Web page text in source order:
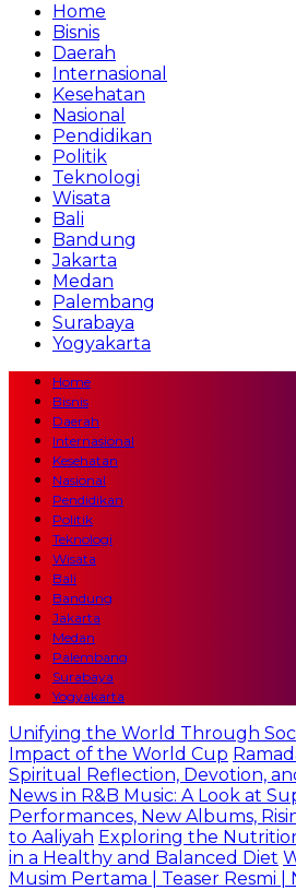
Home
Bisnis
Daerah
Internasional
Kesehatan
Nasional
Pendidikan
Politik
Teknologi
Wisata
Bali
Bandung
Jakarta
Medan
Palembang
Surabaya
Yogyakarta
Home
Bisnis
Daerah
Internasional
Kesehatan
Nasional
Pendidikan
Politik
Teknologi
Wisata
Bali
Bandung
Jakarta
Medan
Palembang
Surabaya
Yogyakarta
Unifying the World Through
Impact of the World Cup
Spiritual Reflection, Devotion,
News in R&B Music: A Look at
Performances, New Albums,
to Aaliyah Exploring the
in a Healthy and Balanced Diet
Musim Pertama | Teaser Resmi |